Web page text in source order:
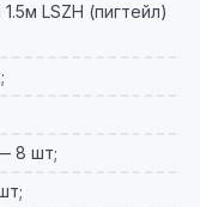
LSZH (пигтейл)
8 шт;